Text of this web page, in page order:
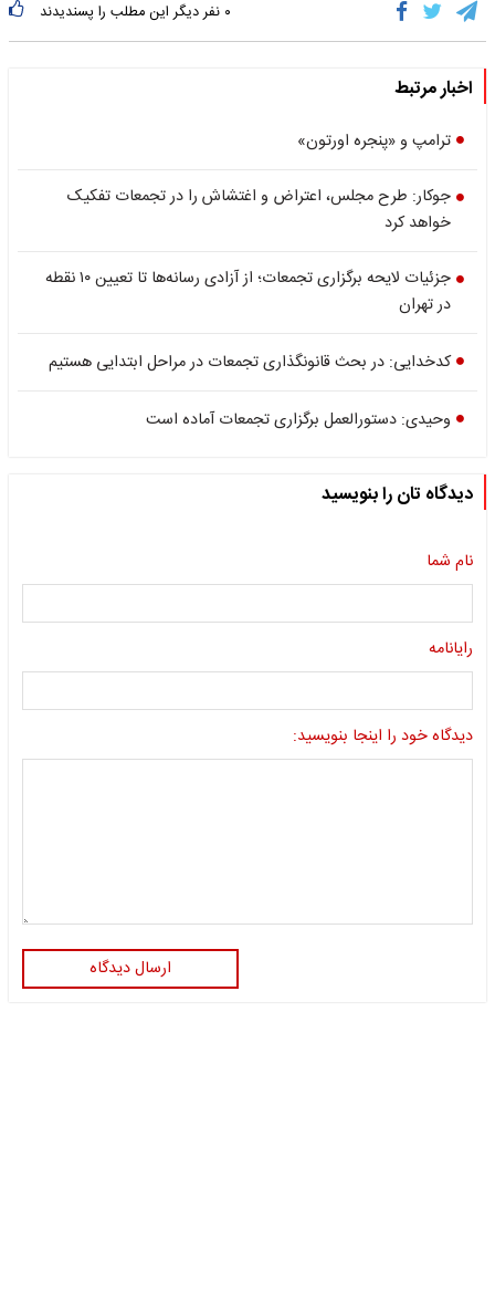
۰ نفر دیگر این مطلب را پسندیدند
اخبار مرتبط
ترامپ و «پنجره اورتون»
جوکار: طرح مجلس، اعتراض و اغتشاش را در تجمعات تفکیک
خواهد کرد
جزئیات لایحه برگزاری تجمعات؛ از آزادی رسانه‌ها تا تعیین ۱۰ نقطه
در تهران
کدخدایی: در بحث قانونگذاری تجمعات در مراحل ابتدایی هستیم
وحیدی: دستورالعمل برگزاری تجمعات آماده است
دیدگاه تان را بنویسید
نام شما
رایانامه
دیدگاه خود را اینجا بنویسید:
ارسال دیدگاه